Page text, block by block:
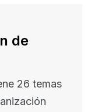
de
26 temas